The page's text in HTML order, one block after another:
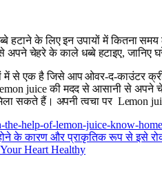
हटाने के लिए इन उपायों में कितना
अपने चेहरे के काले धब्बे हटाइए, जानिए
में से एक है जिसे आप ओवर-द-काउंटर
juice की मदद से आसानी से
सकते हैं। अपनी त्वचा पर Lemon
help-of-lemon-juice-know-
के कारण और प्राकृतिक रूप से इसे
Heart Healthy